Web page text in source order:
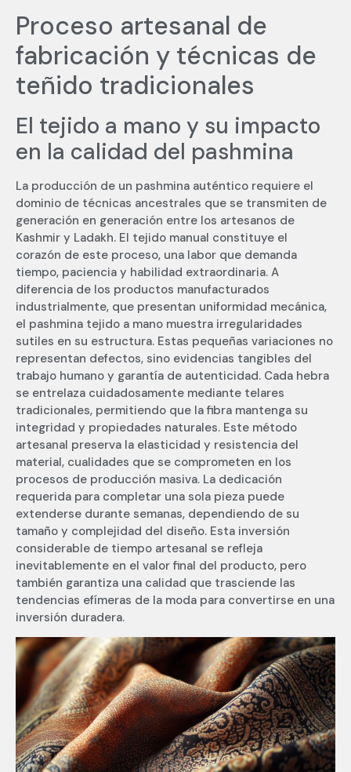
Proceso artesanal de
fabricación y técnicas de
teñido tradicionales
El tejido a mano y su impacto
en la calidad del pashmina
La producción de un pashmina auténtico requiere el
dominio de técnicas ancestrales que se transmiten de
generación en generación entre los artesanos de
Kashmir y Ladakh. El tejido manual constituye el
corazón de este proceso, una labor que demanda
tiempo, paciencia y habilidad extraordinaria. A
diferencia de los productos manufacturados
industrialmente, que presentan uniformidad mecánica,
el pashmina tejido a mano muestra irregularidades
sutiles en su estructura. Estas pequeñas variaciones no
representan defectos, sino evidencias tangibles del
trabajo humano y garantía de autenticidad. Cada hebra
se entrelaza cuidadosamente mediante telares
tradicionales, permitiendo que la fibra mantenga su
integridad y propiedades naturales. Este método
artesanal preserva la elasticidad y resistencia del
material, cualidades que se comprometen en los
procesos de producción masiva. La dedicación
requerida para completar una sola pieza puede
extenderse durante semanas, dependiendo de su
tamaño y complejidad del diseño. Esta inversión
considerable de tiempo artesanal se refleja
inevitablemente en el valor final del producto, pero
también garantiza una calidad que trasciende las
tendencias efímeras de la moda para convertirse en una
inversión duradera.